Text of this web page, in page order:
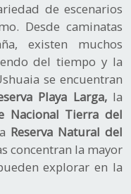
de escenarios
Desde caminatas
existen muchos
del tiempo y la
se encuentran
Playa Larga,la
Nacional Tierra del
Reserva Natural del
concentran la mayor
explorar en la